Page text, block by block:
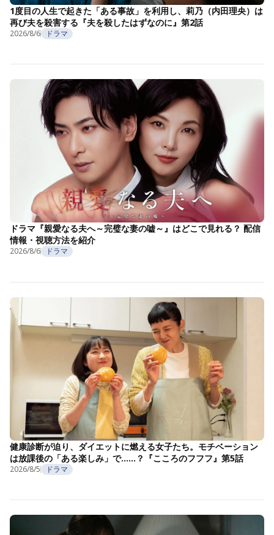
1度目の人生で起きた「ある事故」を利用し、莉乃（内田理央）は
再び夫を殺害する『夫を殺したはずなのに』第2話
2026/8/6 ドラマ
ドラマ『親愛なる夫へ～完璧な妻の嘘～』はどこで見れる？ 配信
情報・視聴方法を紹介
2026/8/6 ドラマ
健康診断が迫り、ダイエットに燃える女子たち。モチベーション
は放課後の「ある楽しみ」で……？『こころのフフフ』第5話
2026/8/5 ドラマ